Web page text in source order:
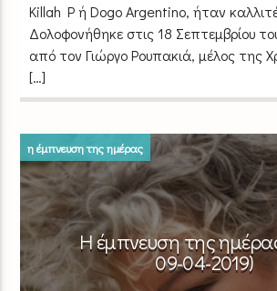
Killah P ή Dogo Argentino, ήταν
Δολοφονήθηκε στις 18 Σεπτεμβρίου
από τον Γιώργο Ρουπακιά, μέλος της
[…]
η έμπνευση της ημέρας
Η έμπνευση της
09-04-2019)